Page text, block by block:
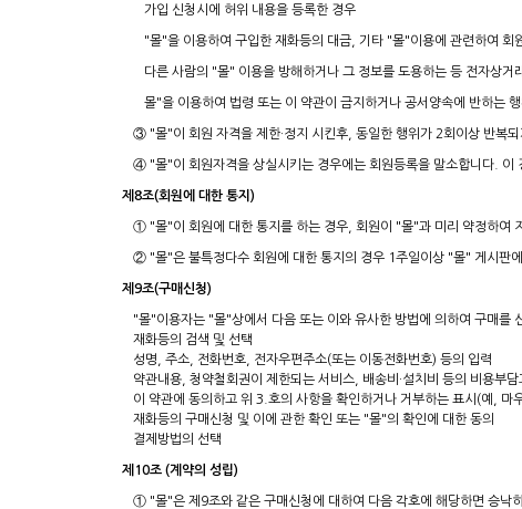
가입 신청시에 허위 내용을 등록한 경우
"몰"을 이용하여 구입한 재화등의 대금, 기타 "몰"이용에 관련하여 회
다른 사람의 "몰" 이용을 방해하거나 그 정보를 도용하는 등 전자상거
몰"을 이용하여 법령 또는 이 약관이 금지하거나 공서양속에 반하는
③ "몰"이 회원 자격을 제한·정지 시킨후, 동일한 행위가 2회이상 반복
④ "몰"이 회원자격을 상실시키는 경우에는 회원등록을 말소합니다. 이
제8조(회원에 대한 통지)
① "몰"이 회원에 대한 통지를 하는 경우, 회원이 "몰"과 미리 약정하여
② "몰"은 불특정다수 회원에 대한 통지의 경우 1주일이상 "몰" 게시판
제9조(구매신청)
"몰"이용자는 "몰"상에서 다음 또는 이와 유사한 방법에 의하여 구매를
재화등의 검색 및 선택
성명, 주소, 전화번호, 전자우편주소(또는 이동전화번호) 등의 입력
약관내용, 청약철회권이 제한되는 서비스, 배송비·설치비 등의 비용부
이 약관에 동의하고 위 3.호의 사항을 확인하거나 거부하는 표시(예, 마
재화등의 구매신청 및 이에 관한 확인 또는 "몰"의 확인에 대한 동의
결제방법의 선택
제10조 (계약의 성립)
① "몰"은 제9조와 같은 구매신청에 대하여 다음 각호에 해당하면 승낙